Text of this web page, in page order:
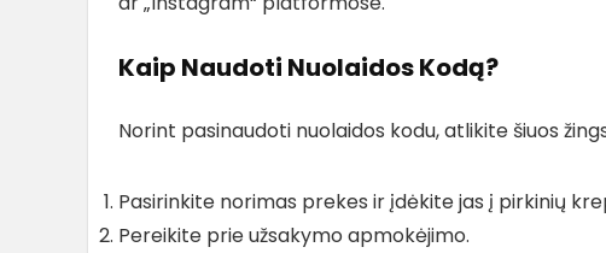
Kaip Naudoti Nuolaidos Kodą?
Norint pasinaudoti nuolaidos kodu, atlikite šiuos
Pasirinkite norimas prekes ir įdėkite jas į pirkinių
Pereikite prie užsakymo apmokėjimo.